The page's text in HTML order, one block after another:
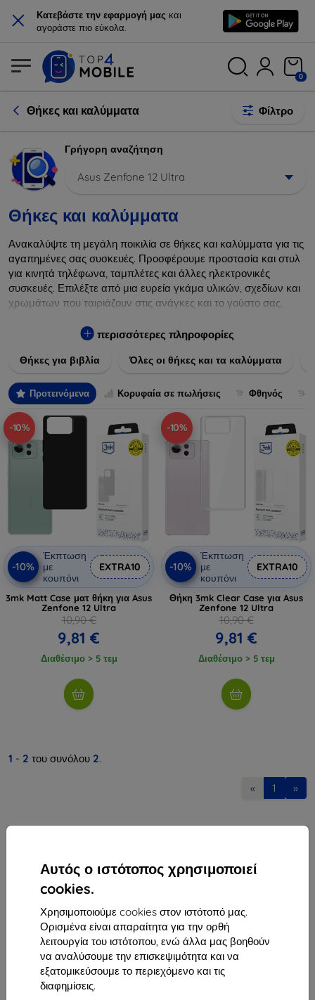
× Κατεβάστε την εφαρμογή μας και
αγοράστε πιο εύκολα.
Αυτός ο ιστότοπος χρησιμοποιεί
cookies.
Χρησιμοποιούμε cookies στον ιστότοπό μας.
Ορισμένα είναι απαραίτητα για την ορθή
λειτουργία του ιστότοπου, ενώ άλλα μας βοηθούν
να αναλύσουμε την επισκεψιμότητα και να
εξατομικεύσουμε το περιεχόμενο και τις
διαφημίσεις.
0
Θήκες και καλύμματα Φίλτρο
Γρήγορη αναζήτηση
Asus Zenfone 12 Ultra
Θήκες και καλύμματα
Ανακαλύψτε τη μεγάλη ποικιλία σε θήκες και καλύμματα για τις
αγαπημένες σας συσκευές. Προσφέρουμε προστασία και στυλ
για κινητά τηλέφωνα, ταμπλέτες και άλλες ηλεκτρονικές
συσκευές. Επιλέξτε από μια ευρεία γκάμα υλικών, σχεδίων και
χρωμάτων που ταιριάζουν στις ανάγκες και το γούστο σας.
πτώσεις και άλλες φθορές, ενώ παράλληλα δίνετε ένα
και τη διάρκεια ζωής των συσκευών σας με τις κορυφαίες
περισσότερες πληροφορίες
Θήκες για βιβλία Όλες οι θήκες και τα καλύμματα
Προτεινόμενα Κορυφαία σε πωλήσεις Φθηνός
-10%
-10%
Έκπτωση
με
κουπόνι
EXTRA10
3mk Matt Case ματ θήκη για Asus
Zenfone 12 Ultra
10,90 €
9,81 €
Διαθέσιμο > 5 τεμ
-10%
-10%
Έκπτωση
με
κουπόνι
EXTRA10
Θήκη 3mk Clear Case για Asus
Zenfone 12 Ultra
10,90 €
9,81 €
Διαθέσιμο > 5 τεμ
1 - 2 του συνόλου 2.
« 1 »
Οδός Rudolfa Mocka 3750/2A
841 04 Bratislava
Αριθμός Μητρώου Εταιρείας:46701494
ΑΦΜ ΦΠΑ:SK2023549671